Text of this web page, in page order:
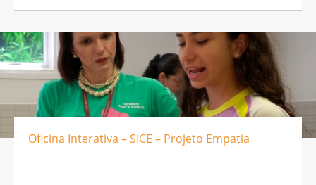
Oficina Interativa – SICE – Projeto Empatia